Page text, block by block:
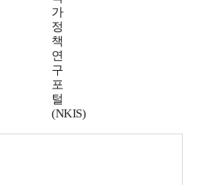
가
정
책
연
구
포
털
(NKIS)